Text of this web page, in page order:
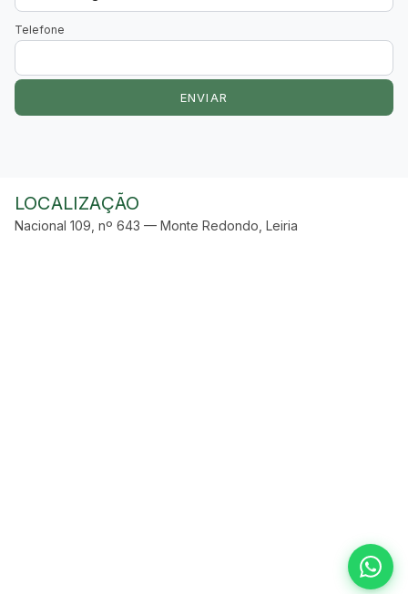
Telefone
ENVIAR
LOCALIZAÇÃO
Nacional 109, nº 643 — Monte Redondo, Leiria